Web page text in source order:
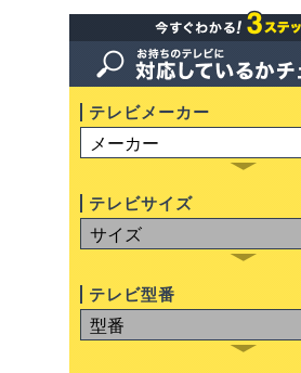
テレビメーカー
テレビサイズ
テレビ型番